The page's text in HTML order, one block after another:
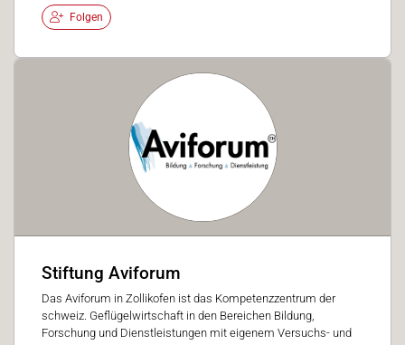
Folgen
Stiftung Aviforum
Das Aviforum in Zollikofen ist das Kompetenzzentrum der
schweiz. Geflügelwirtschaft in den Bereichen Bildung,
Forschung und Dienstleistungen mit eigenem Versuchs- und